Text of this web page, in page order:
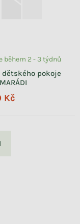
dětského pokoje
během 2 - 3 týdnů
Kč